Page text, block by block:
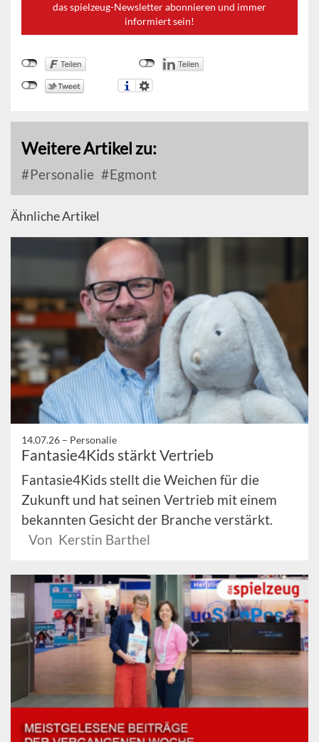
das spielzeug-Newsletter abonnieren und immer
informiert sein!
Weitere Artikel zu:
Personalie Egmont
Ähnliche Artikel
14.07.26 – Personalie
Fantasie4Kids stärkt Vertrieb
Fantasie4Kids stellt die Weichen für die
Zukunft und hat seinen Vertrieb mit einem
bekannten Gesicht der Branche verstärkt.
Von Kerstin Barthel